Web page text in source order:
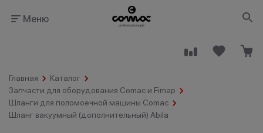
Меню
Главная
Каталог
Запчасти для оборудования Comac и Fimap
Шланги для поломоечной машины Comac
Шланг вакуумный (дополнительный) Abila